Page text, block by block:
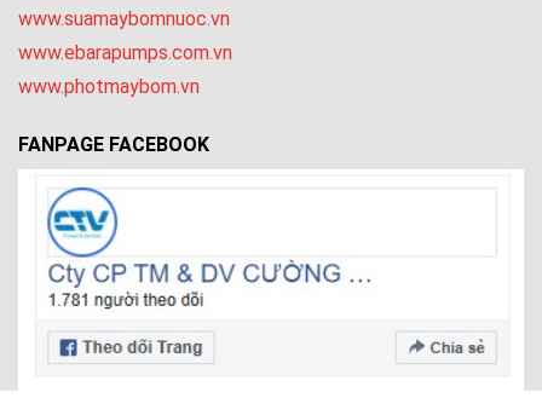
www.suamaybomnuoc.vn
www.ebarapumps.com.vn
www.photmaybom.vn
FANPAGE FACEBOOK